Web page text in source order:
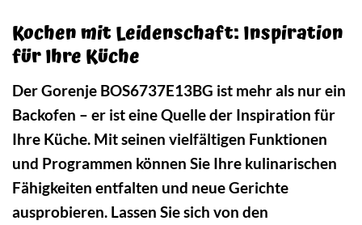
Kochen mit Leidenschaft: Inspiration
für Ihre Küche
Der Gorenje BOS6737E13BG ist mehr als nur ein
Backofen – er ist eine Quelle der Inspiration für
Ihre Küche. Mit seinen vielfältigen Funktionen
und Programmen können Sie Ihre kulinarischen
Fähigkeiten entfalten und neue Gerichte
ausprobieren. Lassen Sie sich von den